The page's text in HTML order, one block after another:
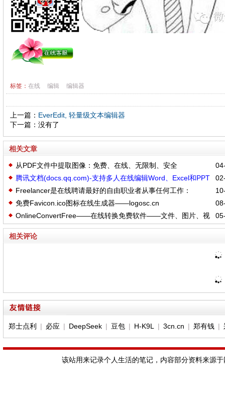
标签： 在线 编辑 编辑器
上一篇： EverEdit, 轻量级文本编辑器
下一篇：没有了
相关文章
从PDF文件中提取图像：免费、在线、无限制、安全
腾讯文档(docs.qq.com)-支持多人在线编辑Word、Excel和PPT
文档
Freelancer是在线聘请最好的自由职业者从事任何工作：
freelancer.cn
免费Favicon.ico图标在线生成器——logosc.cn
OnlineConvertFree——在线转换免费软件——文件、图片、视
频、档案、音频、书籍
相关评论
郑士点利 | 必应 | DeepSeek| 豆包| H-K9L | 3cn.cn | 郑有钱|
该站用来记录个人生活的笔记，内容部分资料来源